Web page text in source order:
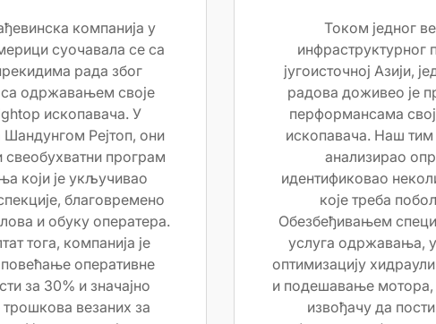
компанија у
суочавала се са
рада због
одржавањем своје
ископавача. У
Рејтоп, они
свеобухватни програм
који је укључивао
благовремено
и обуку оператера.
тога, компанија је
повећање оперативне
за 30% и значајно
везаних за
Током једног
инфраструктурног
југоисточној Азији,
радова доживео је
перформансама
ископавача. Наш тим
анализирао
идентификовао
које треба
Обезбеђивањем
услуга одржавања,
оптимизацију
и подешавање
извођачу да